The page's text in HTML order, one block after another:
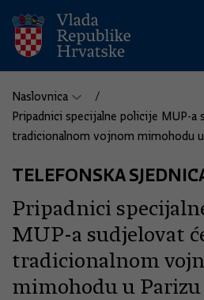
Naslovnica
Pripadnici specijalne policije MUP-a
tradicionalnom vojnom mimohodu
TELEFONSKA
Pripadnici
MUP-a sudjelovat
tradicionalnom
mimohodu u Parizu